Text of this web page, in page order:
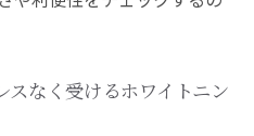
なく受けるホワイトニン